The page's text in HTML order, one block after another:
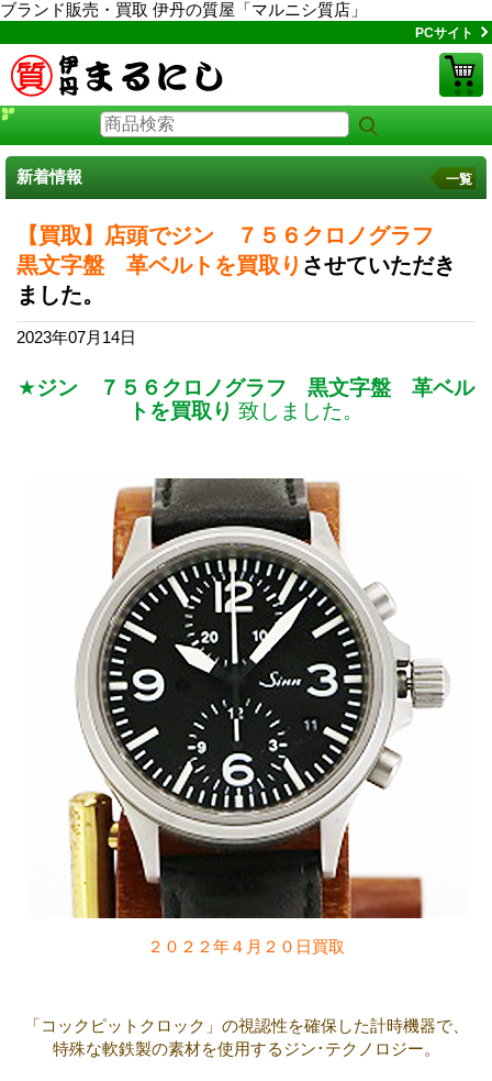
ブランド販売・買取 伊丹の質屋「マルニシ質店」
PCサイト
新着情報 一覧
【買取】店頭でジン ７５６クロノグラフ
黒文字盤 革ベルトを買取り させていただき
ました。
2023年07月14日
★ジン ７５６クロノグラフ 黒文字盤 革ベル
トを買取り 致しました。
２０２２年４月２０日買取
「コックピットクロック」の視認性を確保した計時機器で、
特殊な軟鉄製の素材を使用するジン･テクノロジー。